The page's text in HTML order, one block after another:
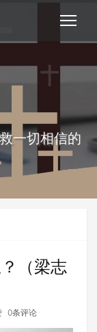
一切相信的
（梁志
0条评论